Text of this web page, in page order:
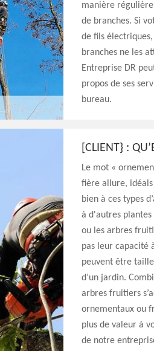
manière
de branches. Si
de fils
branches ne les
Entreprise DR
propos de ses
bureau.
[CLIENT} :
Le mot «
fière allure,
bien à ces types
à d'autres
ou les arbres
pas leur capacité
peuvent être
d’un jardin.
arbres fruitiers
ornementaux ou
plus de valeur à
de notre